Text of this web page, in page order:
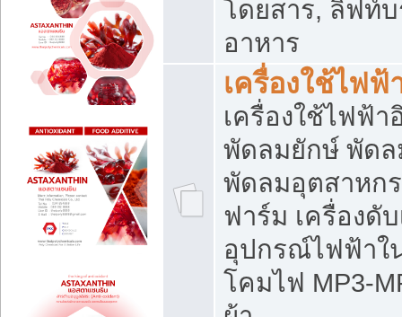
โดยสาร, ลิฟท์
อาหาร
เครื่องใช้ไฟฟ้
เครื่องใช้ไฟฟ้า
พัดลมยักษ์ พัด
พัดลมอุตสาหก
ฟาร์ม เครื่องดั
อุปกรณ์ไฟฟ้าใ
โคมไฟ MP3-